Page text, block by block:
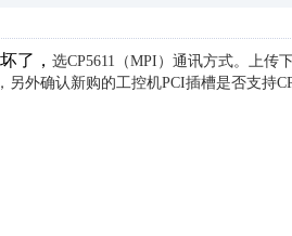
了， 选CP5611（MPI）通讯方式。上传
另外确认新购的工控机PCI插槽是否支持